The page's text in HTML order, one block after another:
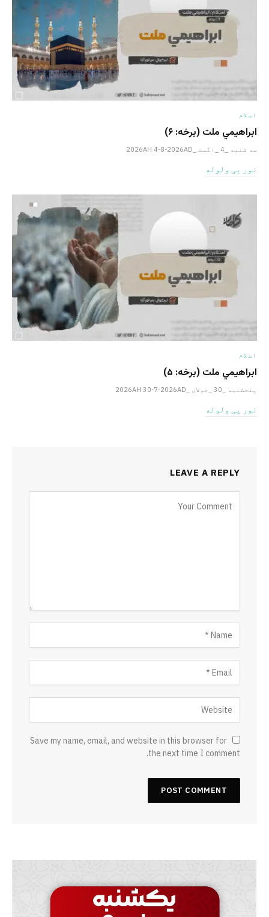
اسلام
ابراهيمي ملت (برخه: ۶)
سه شنبه _4 _اگست _2026AH 4-8-2026AD
نور یی ولوله
اسلام
ابراهيمي ملت (برخه: ۵)
پنجشنبه _30 _جولای _2026AH 30-7-2026AD
نور یی ولوله
LEAVE A REPLY
Save my name, email, and website in this browser for
the next time I comment.